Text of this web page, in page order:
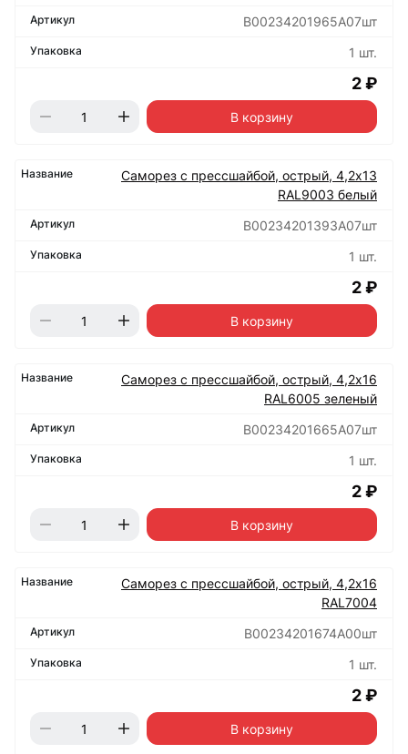
B00234201965A07шт
1 шт.
2 ₽
В корзину
Саморез с прессшайбой, острый, 4,2х13
RAL9003 белый
B00234201393A07шт
1 шт.
2 ₽
В корзину
Саморез с прессшайбой, острый, 4,2х16
RAL6005 зеленый
B00234201665A07шт
1 шт.
2 ₽
В корзину
Саморез с прессшайбой, острый, 4,2х16
RAL7004
B00234201674A00шт
1 шт.
2 ₽
В корзину